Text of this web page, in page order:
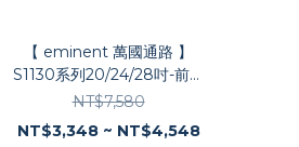
【 eminent 萬國通路 】
S1130系列20/24/28吋-前開
式輕量布箱
NT$7,580
NT$3,348 ~ NT$4,548